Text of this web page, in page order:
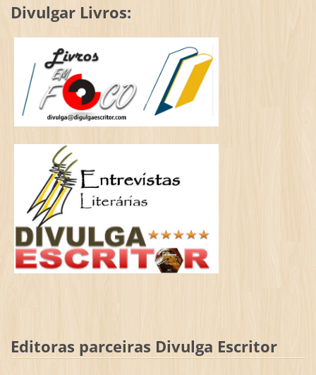
Divulgar Livros:
Editoras parceiras Divulga Escritor